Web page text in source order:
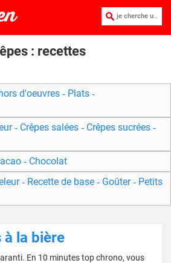
je cherche une recette :
: recettes
d'oeuvres
Plats
Crêpes salées
Crêpes sucrées
Chocolat
Recette de base Goûter
Petits
à la bière
En 10 minutes top chrono, vous